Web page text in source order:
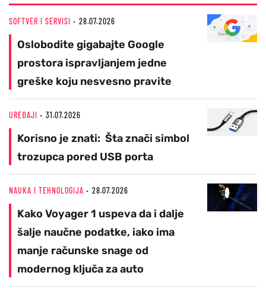
SOFTVER I SERVISI 28.07.2026
Oslobodite gigabajte Google
prostora ispravljanjem jedne
greške koju nesvesno pravite
UREĐAJI 31.07.2026
Korisno je znati: Šta znači simbol
trozupca pored USB porta
NAUKA I TEHNOLOGIJA 28.07.2026
Kako Voyager 1 uspeva da i dalje
šalje naučne podatke, iako ima
manje računske snage od
modernog ključa za auto